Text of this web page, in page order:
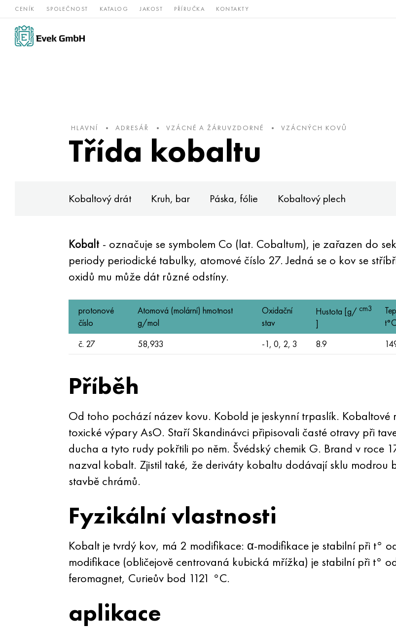
CENÍK SPOLEČNOST KATALOG JAKOST PŘÍRUČKA KONTAKTY
Slitiny
niklu
nerezová Vzácné a Bronz, měď,
HLAVNÍ ADRESÁŘ VZÁCNÉ A ŽÁRUVZDORNÉ VZÁCNÝCH KOVŮ
Třída kobaltu
Kobaltový drát Kruh, bar Páska, fólie Kobaltový plech
Kobalt - označuje se symbolem Co (lat. Cobaltum), je zařazen do
periody periodické tabulky, atomové číslo 27. Jedná se o kov se
oxidů mu může dát různé odstíny.
protonové
číslo
Atomová (molární) hmotnost
g/mol
Oxidační
stav
Hustota [g/ cm3
]
t°C
č. 27
58,933 -1, 0, 2, 3 8.9
Příběh
Od toho pochází název kovu. Kobold je jeskynní trpaslík.
toxické výpary AsO. Staří Skandinávci připisovali časté otravy při
ducha a tyto rudy pokřtili po něm. Švédský chemik G. Brand v roce
nazval kobalt. Zjistil také, že deriváty kobaltu dodávají sklu modrou
stavbě chrámů.
Fyzikální vlastnosti
Kobalt je tvrdý kov, má 2 modifikace: α-modifikace je stabilní při t°
modifikace (obličejově centrovaná kubická mřížka) je stabilní při t°
feromagnet, Curieův bod 1121 °C.
aplikace